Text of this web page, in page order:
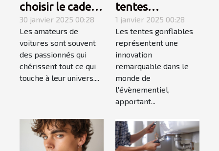
choisir le cadeau
automobile
parfait pour les
passionnés de
voitures
30 janvier 2025 00:28
Les amateurs de
voitures sont souvent
des passionnés qui
chérissent tout ce qui
touche à leur univers....
tentes
gonflables
transforment
l'impact visuel
des évènements
1 janvier 2025 00:28
Les tentes gonflables
représentent une
innovation
remarquable dans le
monde de
l'évènementiel,
apportant...